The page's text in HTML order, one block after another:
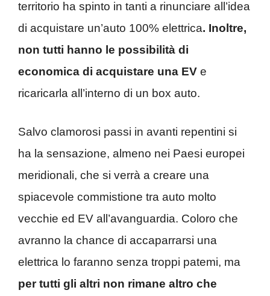
territorio ha spinto in tanti a rinunciare all’idea
di acquistare un’auto 100% elettrica. Inoltre,
non tutti hanno le possibilità di
economica di acquistare una EV e
ricaricarla all’interno di un box auto.
Salvo clamorosi passi in avanti repentini si
ha la sensazione, almeno nei Paesi europei
meridionali, che si verrà a creare una
spiacevole commistione tra auto molto
vecchie ed EV all’avanguardia. Coloro che
avranno la chance di accaparrarsi una
elettrica lo faranno senza troppi patemi, ma
per tutti gli altri non rimane altro che